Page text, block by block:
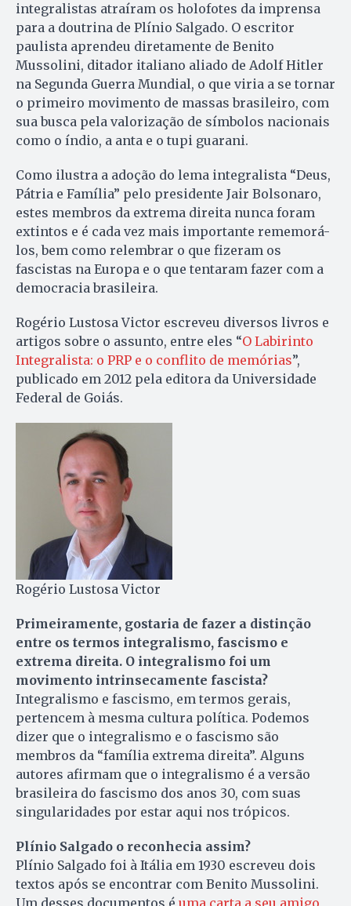
integralistas atraíram os holofotes da imprensa
para a doutrina de Plínio Salgado. O escritor
paulista aprendeu diretamente de Benito
Mussolini, ditador italiano aliado de Adolf Hitler
na Segunda Guerra Mundial, o que viria a se tornar
o primeiro movimento de massas brasileiro, com
sua busca pela valorização de símbolos nacionais
como o índio, a anta e o tupi guarani.
Como ilustra a adoção do lema integralista “Deus,
Pátria e Família” pelo presidente Jair Bolsonaro,
estes membros da extrema direita nunca foram
extintos e é cada vez mais importante rememorá-
los, bem como relembrar o que fizeram os
fascistas na Europa e o que tentaram fazer com a
democracia brasileira.
Rogério Lustosa Victor escreveu diversos livros e
artigos sobre o assunto, entre eles “O Labirinto
Integralista: o PRP e o conflito de memórias”,
publicado em 2012 pela editora da Universidade
Federal de Goiás.
Rogério Lustosa Victor
Primeiramente, gostaria de fazer a distinção
entre os termos integralismo, fascismo e
extrema direita. O integralismo foi um
movimento intrinsecamente fascista?
Integralismo e fascismo, em termos gerais,
pertencem à mesma cultura política. Podemos
dizer que o integralismo e o fascismo são
membros da “família extrema direita”. Alguns
autores afirmam que o integralismo é a versão
brasileira do fascismo dos anos 30, com suas
singularidades por estar aqui nos trópicos.
Plínio Salgado o reconhecia assim?
Plínio Salgado foi à Itália em 1930 escreveu dois
textos após se encontrar com Benito Mussolini.